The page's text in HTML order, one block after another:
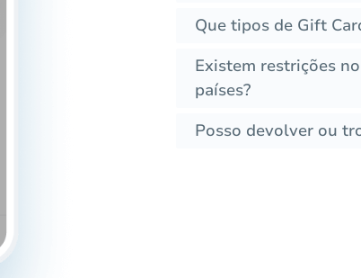
Que tipos de Gift
Existem restrições
países?
Posso devolver ou